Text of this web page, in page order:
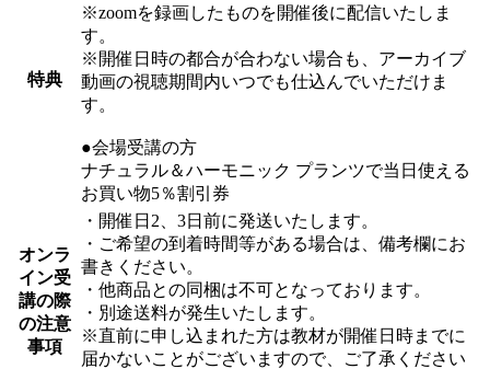
特典
※zoomを録画したものを開催後に配信いたしま
す。
※開催日時の都合が合わない場合も、アーカイブ
動画の視聴期間内いつでも仕込んでいただけま
す。
●会場受講の方
ナチュラル＆ハーモニック プランツで当日使える
お買い物5％割引券
オンラ
イン受
講の際
の注意
事項
・開催日2、3日前に発送いたします。
・ご希望の到着時間等がある場合は、備考欄にお
書きください。
・他商品との同梱は不可となっております。
・別途送料が発生いたします。
※直前に申し込まれた方は教材が開催日時までに
届かないことがございますので、ご了承ください